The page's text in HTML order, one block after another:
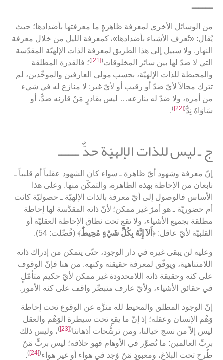
من الوسائل الأخرى لمعرفة ظاهرةٍ ما معرفتها بأضدادها؛ حيث
يُقال: «تُعرف الأشياء بأضدادها»، كمعرفة الليل من خلال معرفة
النهار. ولا سبيل إلى هذا الطريق لمعرفة الذات الإلهيّة المقدّسة
التي لا ضدّ لها بين سائر المخلوقات(
[21]
)؛ فالقدرة المطلقة
والمحيطة للذات الإلهيّة، بحسب مولى العارفين والموحِّدين، لم
تترك مجالاً لأيّ ضدّ أو رقيب أو لأيّ غير: لا منازع له في شيء
من أمره، ولا ضدّ له ينازعه… ليس بقادرٍ مَنْ قارنه ضدٌّ، أو
سَاوَاهُ نِدٌّ(
[22]
)
.
ج ـ ليس للذات الإلهيّة حدٌّ ــــــ
إنّ معرفة وشهود أيّ ظاهرة ـ سواء كان الشهود عقلياً أم قلبياً ـ
نابعان من الإحاطة بهذه الظاهرة، والتمكّن منها. وعلى هذا
الأساس فالوصول إلى أيّ معرفة بالذات الإلهيّة ـ حصوليّة كانت
أم حضوريّة ـ هو أمرٌ غير ممكن؛ لأنّ ذاته المقدَّسة لها إحاطة
مطلقة بجميع الأشياء، ولا تقع تحت نطاق الإحاطة العقليّة أو
القلبيّة لأيّ عاقل: ﴿ أَلاَ إِنَّهُ بِكُلِّ شَيْءٍ مُحِيطٌ﴾ (فُصِّلت: 54).
وعليه لن يبقى غيره في دار الوجود، حتّى يتمكن من إدراك ذاته
اللامتناهية، ويوفّق لمعرفة حقيقته وكنهه. من هنا فإنّ الوقوف
على كنه وحقيقة ذاته اللامحدودة غير ممكن لأيّ حكيم متأمّلٍ
في حقائق الأشياء، ولأيّ عارف متبصِّر واقف على كنه الأمور.
إنّ الوجود المطلق والمحيط لله منزَّه عن الوقوع تحت إحاطة
وَهْم الإنسان وعقله؛ إذ إنّ ما يقع تحت سيطرة الوَهْم والعقل
ليس إلاّ من نسج خيالنا، ومن ترشُّحات أذهاننا(
[23]
)، وليس ذلك
بربِّ العالمين: ما تُصوِّر في الأوهام فهو خلافه؛ ليس بربٍّ مَنْ
طُرح تحت البلاغ، ومعبودٍ مَنْ وُجد في هواء أو غير هواء(
[24]
)
.